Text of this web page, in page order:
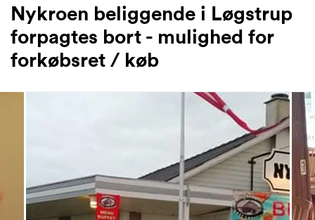
Nykroen beliggende i Løgstrup
forpagtes bort - mulighed for
forkøbsret / køb